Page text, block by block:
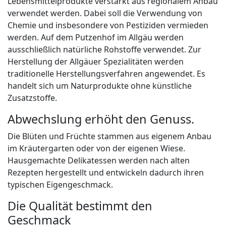
verwendet werden. Dabei soll die Verwendung von
Chemie und insbesondere von Pestiziden vermieden
werden. Auf dem Putzenhof im Allgäu werden
ausschließlich natürliche Rohstoffe verwendet. Zur
Herstellung der Allgäuer Spezialitäten werden
traditionelle Herstellungsverfahren angewendet. Es
handelt sich um Naturprodukte ohne künstliche
Zusatzstoffe.
Abwechslung erhöht den Genuss.
Die Blüten und Früchte stammen aus eigenem Anbau
im Kräutergarten oder von der eigenen Wiese.
Hausgemachte Delikatessen werden nach alten
Rezepten hergestellt und entwickeln dadurch ihren
typischen Eigengeschmack.
Die Qualität bestimmt den
Geschmack